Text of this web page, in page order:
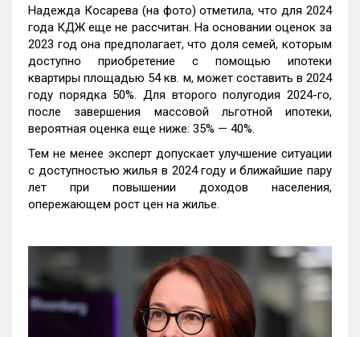
Надежда Косарева (на фото) отметила, что для 2024
года КДЖ еще не рассчитан. На основании оценок за
2023 год она предполагает, что доля семей, которым
доступно приобретение с помощью ипотеки
квартиры площадью 54 кв. м, может составить в 2024
году порядка 50%. Для второго полугодия 2024-го,
после завершения массовой льготной ипотеки,
вероятная оценка еще ниже: 35% — 40%.
Тем не менее эксперт допускает улучшение ситуации
с доступностью жилья в 2024 году и ближайшие пару
лет при повышении доходов населения,
опережающем рост цен на жилье.